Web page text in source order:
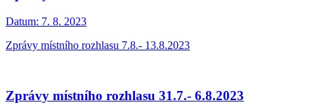
Datum: 7. 8. 2023
Zprávy místního rozhlasu 7.8.- 13.8.2023
Zprávy místního rozhlasu 31.7.- 6.8.2023